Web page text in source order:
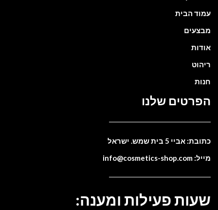
עמוד הבית
מבצעים
אודות
ריהוט
חנות
הפרטים שלנו
כתובת: אביי 5 בית שמש. ישראל
מייל: info@cosmetics-shop.com
שעות פעילות ומענה: